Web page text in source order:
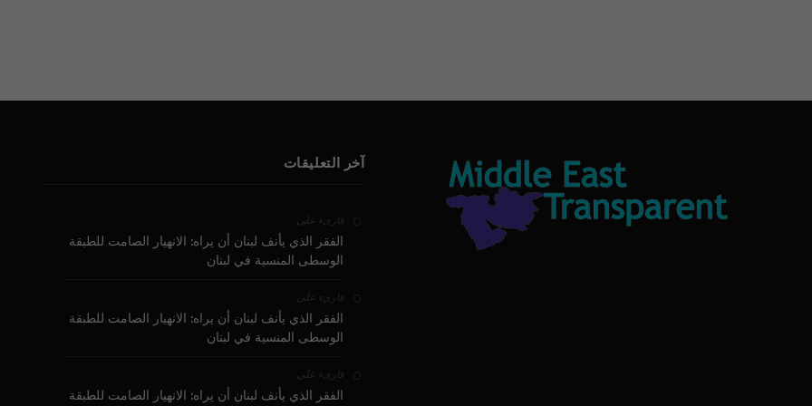
آخر التعليقات
قارىء على
الفقر الذي يأنف لبنان أن يراه: الانهيار الصامت للطبقة
الوسطى المنسية في لبنان
قارىء على
الفقر الذي يأنف لبنان أن يراه: الانهيار الصامت للطبقة
الوسطى المنسية في لبنان
قارىء على
الفقر الذي يأنف لبنان أن يراه: الانهيار الصامت للطبقة